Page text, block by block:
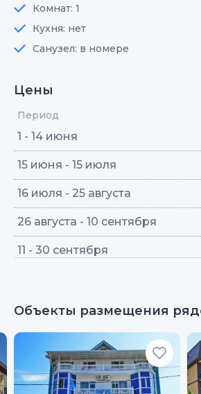
Комнат: 1
Кухня: нет
Санузел: в номере
Цены
Период
1 - 14 июня
15 июня - 15 июля
16 июля - 25 августа
26 августа - 10 сентября
11 - 30 сентября
Объекты размещения